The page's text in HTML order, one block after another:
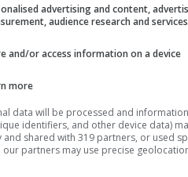
advertising and content,
audience research and
and/or access information on a device
more
data will be processed and
identifiers, and other device data)
and shared with 319 partners, or used
our partners may use precise